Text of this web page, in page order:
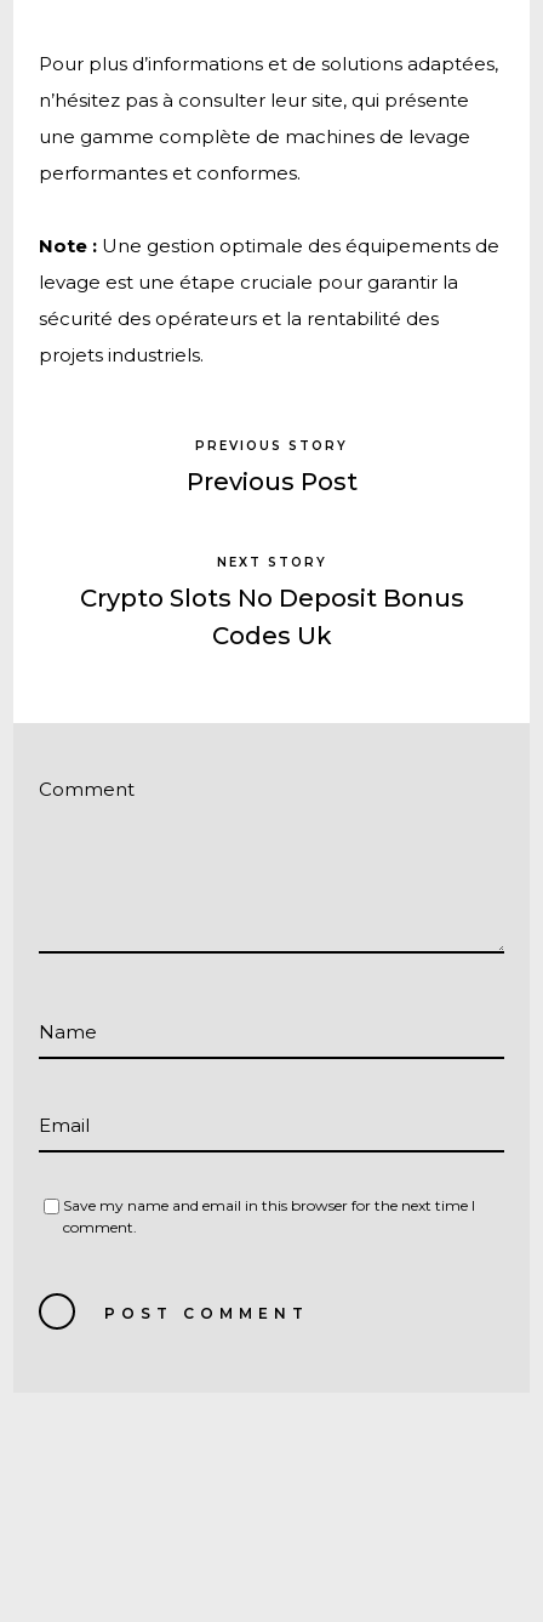
Pour plus d’informations et de solutions adaptées,
n’hésitez pas à consulter leur site, qui présente
une gamme complète de machines de levage
performantes et conformes.
Note : Une gestion optimale des équipements de
levage est une étape cruciale pour garantir la
sécurité des opérateurs et la rentabilité des
projets industriels.
PREVIOUS STORY
Previous Post
NEXT STORY
Crypto Slots No Deposit Bonus
Codes Uk
Comment
Name
Email
Save my name and email in this browser for the next time I
comment.